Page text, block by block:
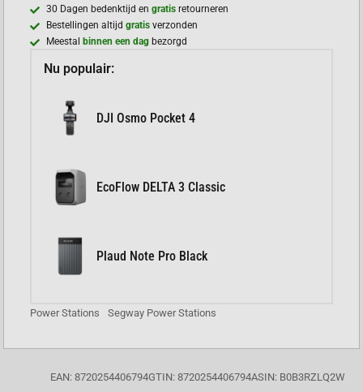
30 Dagen bedenktijd engratis retourneren
Bestellingen altijdgratisverzonden
Meestal
binnen een dag bezorgd
Nu populair:
DJI Osmo Pocket 4
EcoFlow DELTA 3 Classic
Plaud Note Pro Black
Power Stations Segway Power Stations
EAN: 8720254406794GTIN: 8720254406794ASIN: B0B3RZLQ2W